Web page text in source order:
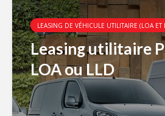
LEASING DE VÉHICULE UTILITAIRE (LOA ET
Leasing utilitaire
LOA ou LLD